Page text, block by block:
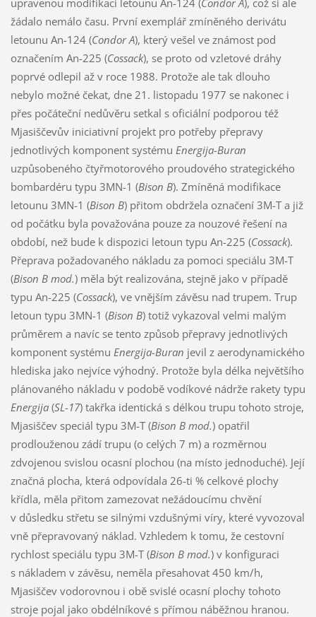
žádalo nemálo času. První exemplář zmíněného derivátu
letounu An-124 (Condor A), který vešel ve známost pod
označením An-225 (Cossack), se proto od vzletové dráhy
poprvé odlepil až v roce 1988. Protože ale tak dlouho
nebylo možné čekat, dne 21. listopadu 1977 se nakonec i
přes počáteční nedůvěru setkal s oficiální podporou též
Mjasiščevův iniciativní projekt pro potřeby přepravy
jednotlivých komponent systému Energija-Buran
uzpůsobeného čtyřmotorového proudového strategického
bombardéru typu 3MN-1 (Bison B). Zmíněná modifikace
letounu 3MN-1 (Bison B) přitom obdržela označení 3M-T a již
od počátku byla považována pouze za nouzové řešení na
období, než bude k dispozici letoun typu An-225 (Cossack).
Přeprava požadovaného nákladu za pomoci speciálu 3M-T
(Bison B mod.) měla být realizována, stejně jako v případě
typu An-225 (Cossack), ve vnějším závěsu nad trupem. Trup
letoun typu 3MN-1 (Bison B) totiž vykazoval velmi malým
průměrem a navíc se tento způsob přepravy jednotlivých
komponent systému Energija-Buran jevil z aerodynamického
hlediska jako nejvíce výhodný. Protože byla délka největšího
plánovaného nákladu v podobě vodíkové nádrže rakety typu
Energija(SL-17) takřka identická s délkou trupu tohoto stroje,
Mjasiščev speciál typu 3M-T (Bison B mod.) opatřil
prodlouženou zádí trupu (o celých 7 m) a rozměrnou
zdvojenou svislou ocasní plochou (na místo jednoduché). Její
značná plocha, která odpovídala 26-ti % celkové plochy
křídla, měla přitom zamezovat nežádoucímu chvění
v důsledku střetu se silnými vzdušnými víry, které vyvozoval
vně přepravovaný náklad. Vzhledem k tomu, že cestovní
rychlost speciálu typu 3M-T (Bison B mod.) v konfiguraci
s nákladem v závěsu, neměla přesahovat 450 km/h,
Mjasiščev vodorovnou i obě svislé ocasní plochy tohoto
stroje pojal jako obdélníkové s přímou náběžnou hranou.